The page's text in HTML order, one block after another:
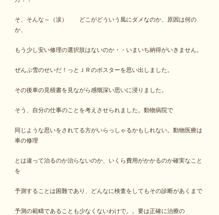
そ、そんな～（涙） どこがどういう風にダメなのか、原因は何の
か、
もう少し安い修理の選択肢はないのか・・いまいち納得がいきません。
ぜんぶ雪のせいだ！っとＪＲのポスターを思い出しました。
その後車の見積書を見ながら感慨深い思いに浸りました。
そう、自分の仕事のことを考えさせられました。動物病院で
同じような思いをされてる方がいらっしゃるかもしれない。動物医療は
車の修理
とは違って治るのか治らないのか、いくら費用がかかるのか確実なこと
を
予測することは困難であり、どんなに検査をしてもその診断があくまで
予測の範疇であることも少なくないわけで。。要は正確に治療の